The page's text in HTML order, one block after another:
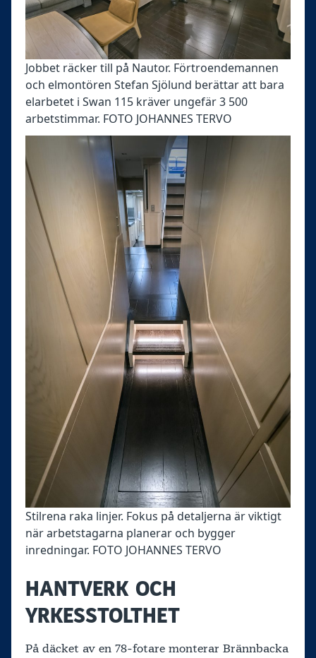
Jobbet räcker till på Nautor. Förtroendemannen
och elmontören Stefan Sjölund berättar att bara
elarbetet i Swan 115 kräver ungefär 3 500
arbetstimmar. FOTO JOHANNES TERVO
Stilrena raka linjer. Fokus på detaljerna är viktigt
när arbetstagarna planerar och bygger
inredningar. FOTO JOHANNES TERVO
HANTVERK OCH
YRKESSTOLTHET
På däcket av en 78-fotare monterar Brännbacka